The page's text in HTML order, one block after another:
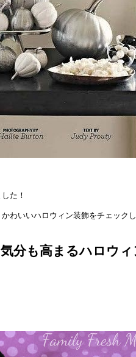
た！
わいいハロウィン装飾をチェック
分も高まるハロウ